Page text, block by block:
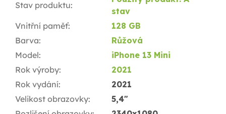
Stav produktu:
stav
Vnitřní paměť:
128 GB
Barva:
Růžová
Model:
iPhone 13 Mini
Rok výroby:
2021
Rok vydání:
2021
Velikost obrazovky:
5,4"